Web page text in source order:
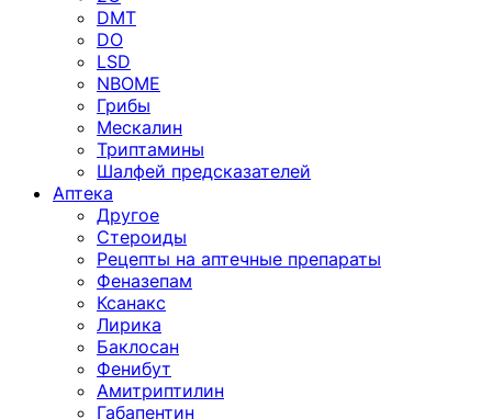
DMT
DO
LSD
NBOME
Грибы
Мескалин
Триптамины
Шалфей предсказателей
Аптека
Другое
Стероиды
Рецепты на аптечные препараты
Феназепам
Ксанакс
Лирика
Баклосан
Фенибут
Амитриптилин
Габапентин